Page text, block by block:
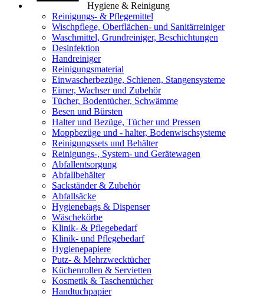
Hygiene & Reinigung
Reinigungs- & Pflegemittel
Wischpflege, Oberflächen- und Sanitärreiniger
Waschmittel, Grundreiniger, Beschichtungen
Desinfektion
Handreiniger
Reinigungsmaterial
Einwascherbezüge, Schienen, Stangensysteme
Eimer, Wachser und Zubehör
Tücher, Bodentücher, Schwämme
Besen und Bürsten
Halter und Bezüge, Tücher und Pressen
Moppbezüge und - halter, Bodenwischsysteme
Reinigungssets und Behälter
Reinigungs-, System- und Gerätewagen
Abfallentsorgung
Abfallbehälter
Sackständer & Zubehör
Abfallsäcke
Hygienebags & Dispenser
Wäschekörbe
Klinik- & Pflegebedarf
Klinik- und Pflegebedarf
Hygienepapiere
Putz- & Mehrzwecktücher
Küchenrollen & Servietten
Kosmetik & Taschentücher
Handtuchpapier